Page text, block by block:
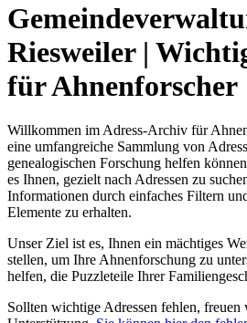
Riesweiler |
für Ahnenforscher
Willkommen im Adress-Archiv für
eine umfangreiche Sammlung von
genealogischen Forschung helfen
es Ihnen, gezielt nach Adressen zu
Informationen durch einfaches Filtern
Elemente zu erhalten.
Unser Ziel ist es, Ihnen ein mächtiges
stellen, um Ihre Ahnenforschung zu
helfen, die Puzzleteile Ihrer
Sollten wichtige Adressen fehlen, freuen